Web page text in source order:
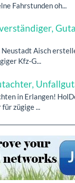
Fahrstunden oh...
Aisch
Kfz-G...
in Erlangen!
zügige ...